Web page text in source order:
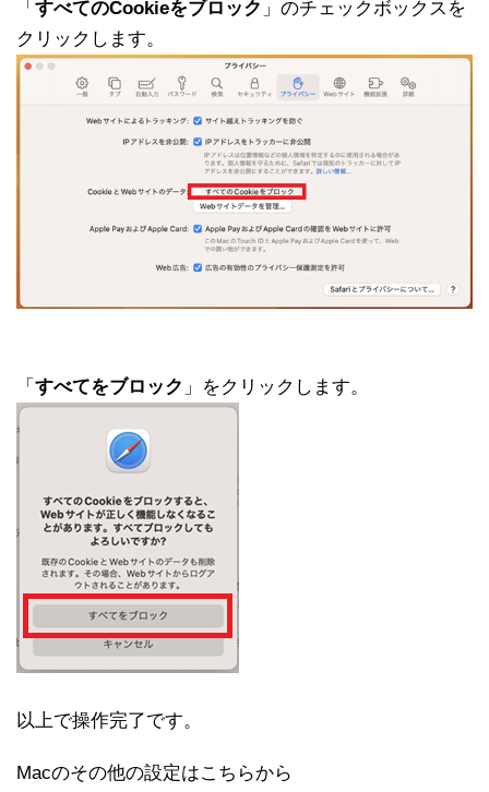
「 すべてのCookieをブロック 」のチェックボックスを
クリックします。
「 すべてをブロック 」をクリックします。
以上で操作完了です。
Macのその他の設定はこちらから